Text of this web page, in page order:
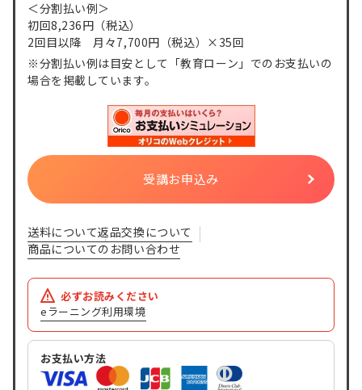
＜分割払い例＞
初回8,236円 （税込）
2回目以降 月々7,700円 （税込） ×35回
※分割払い例は目安として「教育ローン」でのお支払いの
場合を掲載しています。
受講お申込み
送料について返品交換について
商品についてのお問い合わせ
必ずお読みください
eラーニング利用環境
お支払い方法